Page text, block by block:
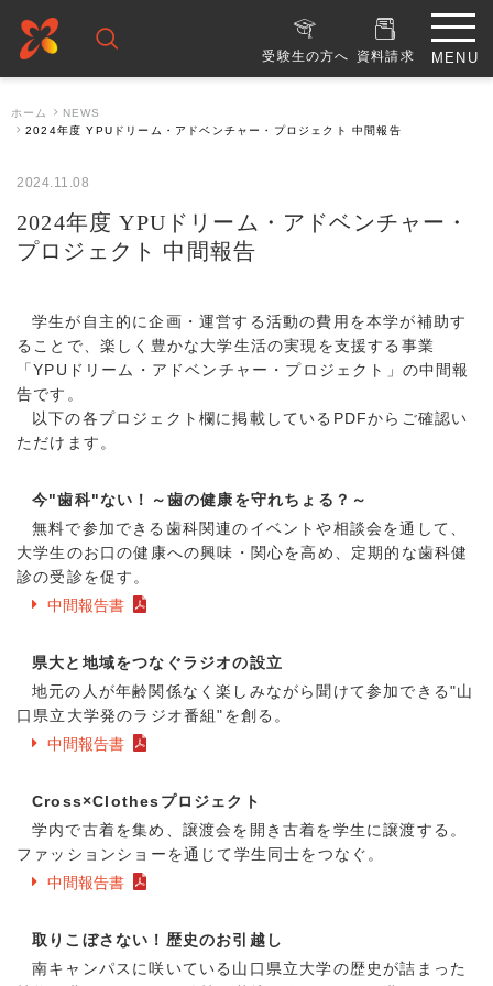
受験生の方へ 資料請求
ホーム
NEWS
2024年度 YPUドリーム・アドベンチャー・プロジェクト 中間報告
2024.11.08
2024年度 YPUドリーム・アドベンチャー・
プロジェクト 中間報告
学生が自主的に企画・運営する活動の費用を本学が補助す
ることで、楽しく豊かな大学生活の実現を支援する事業
「YPUドリーム・アドベンチャー・プロジェクト」の中間報
告です。
以下の各プロジェクト欄に掲載しているPDFからご確認い
ただけます。
今"歯科"ない！～歯の健康を守れちょる？～
無料で参加できる歯科関連のイベントや相談会を通して、
大学生のお口の健康への興味・関心を高め、定期的な歯科健
診の受診を促す。
中間報告書
県大と地域をつなぐラジオの設立
地元の人が年齢関係なく楽しみながら聞けて参加できる"山
口県立大学発のラジオ番組"を創る。
中間報告書
Cross×Clothesプロジェクト
学内で古着を集め、譲渡会を開き古着を学生に譲渡する。
ファッションショーを通じて学生同士をつなぐ。
中間報告書
取りこぼさない！歴史のお引越し
南キャンパスに咲いている山口県立大学の歴史が詰まった